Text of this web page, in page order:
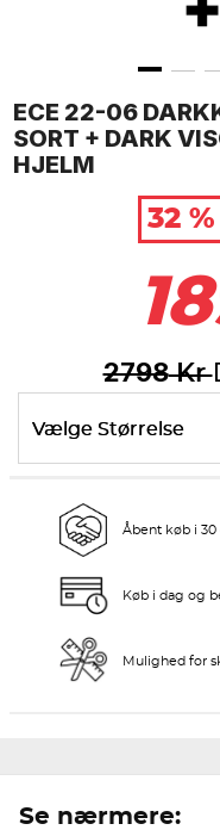
ECE 22-06
SORT + DARK
HJELM
32 %
2798Kr
Vælge Størrelse
Åbent køb i 30
Køb i dag og
Mulighed for
Se nærmere: